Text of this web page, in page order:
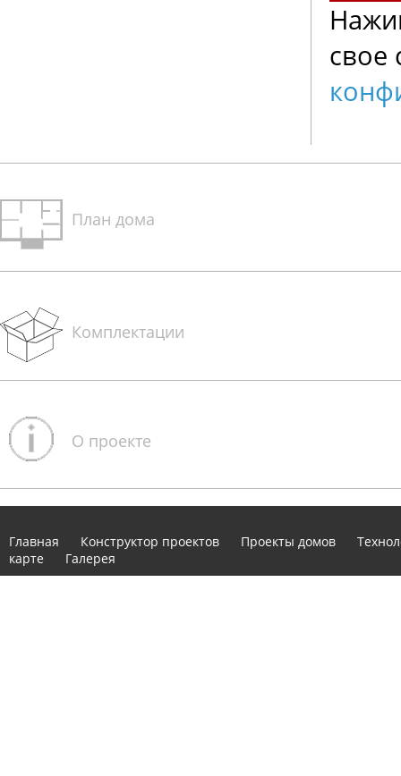
свое
План дома
Комплектации
О проекте
Главная Конструктор проектов Проекты домов
карте
Галерея